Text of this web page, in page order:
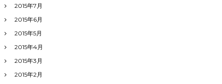
2015年7月
2015年6月
2015年5月
2015年4月
2015年3月
2015年2月